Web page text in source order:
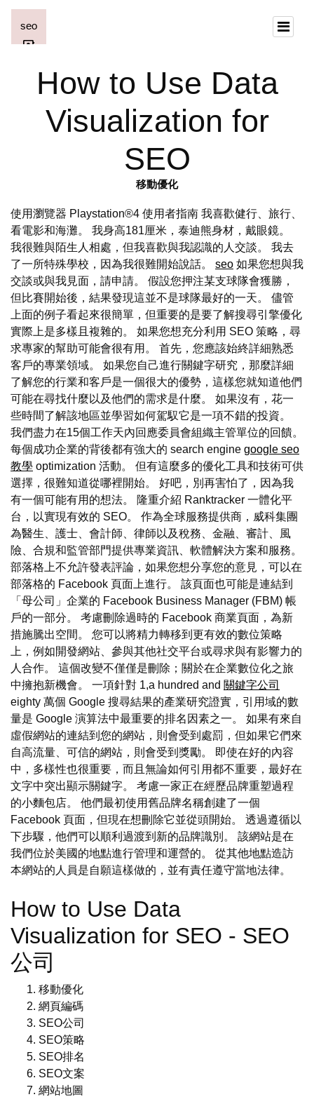
How to Use Data
Visualization for
SEO
移動優化
使用瀏覽器 Playstation®4 使用者指南 我喜歡健行、旅行、
看電影和海灘。 我身高181厘米，泰迪熊身材，戴眼鏡。
我很難與陌生人相處，但我喜歡與我認識的人交談。 我去
了一所特殊學校，因為我很難開始說話。 seo 如果您想與我
交談或與我見面，請申請。 假設您押注某支球隊會獲勝，
但比賽開始後，結果發現這並不是球隊最好的一天。 儘管
上面的例子看起來很簡單，但重要的是要了解搜尋引擎優化
實際上是多樣且複雜的。 如果您想充分利用 SEO 策略，尋
求專家的幫助可能會很有用。 首先，您應該始終詳細熟悉
客戶的專業領域。 如果您自己進行關鍵字研究，那麼詳細
了解您的行業和客戶是一個很大的優勢，這樣您就知道他們
可能在尋找什麼以及他們的需求是什麼。 如果沒有，花一
些時間了解該地區並學習如何駕馭它是一項不錯的投資。
我們盡力在15個工作天內回應委員會組織主管單位的回饋。
每個成功企業的背後都有強大的 search engine google seo
教學 optimization 活動。 但有這麼多的優化工具和技術可供
選擇，很難知道從哪裡開始。 好吧，別再害怕了，因為我
有一個可能有用的想法。 隆重介紹 Ranktracker 一體化平
台，以實現有效的 SEO。 作為全球服務提供商，威科集團
為醫生、護士、會計師、律師以及稅務、金融、審計、風
險、合規和監管部門提供專業資訊、軟體解決方案和服務。
部落格上不允許發表評論，如果您想分享您的意見，可以在
部落格的 Facebook 頁面上進行。 該頁面也可能是連結到
「母公司」企業的 Facebook Business Manager (FBM) 帳
戶的一部分。 考慮刪除過時的 Facebook 商業頁面，為新
措施騰出空間。 您可以將精力轉移到更有效的數位策略
上，例如開發網站、參與其他社交平台或尋求與有影響力的
人合作。 這個改變不僅僅是刪除；關於在企業數位化之旅
中擁抱新機會。 一項針對 1,a hundred and 關鍵字公司
eighty 萬個 Google 搜尋結果的產業研究證實，引用域的數
量是 Google 演算法中最重要的排名因素之一。 如果有來自
虛假網站的連結到您的網站，則會受到處罰，但如果它們來
自高流量、可信的網站，則會受到獎勵。 即使在好的內容
中，多樣性也很重要，而且無論如何引用都不重要，最好在
文字中突出顯示關鍵字。 考慮一家正在經歷品牌重塑過程
的小麵包店。 他們最初使用舊品牌名稱創建了一個
Facebook 頁面，但現在想刪除它並從頭開始。 透過遵循以
下步驟，他們可以順利過渡到新的品牌識別。 該網站是在
我們位於美國的地點進行管理和運營的。 從其他地點造訪
本網站的人員是自願這樣做的，並有責任遵守當地法律。
How to Use Data
Visualization for SEO - SEO
公司
移動優化
網頁編碼
SEO公司
SEO策略
SEO排名
SEO文案
網站地圖